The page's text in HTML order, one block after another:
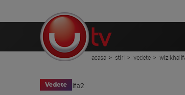
acasa stiri vedete wiz
Vedete